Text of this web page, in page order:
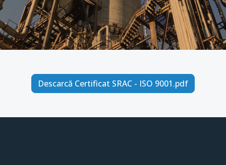
Descarcă Certificat SRAC - ISO 9001.pdf